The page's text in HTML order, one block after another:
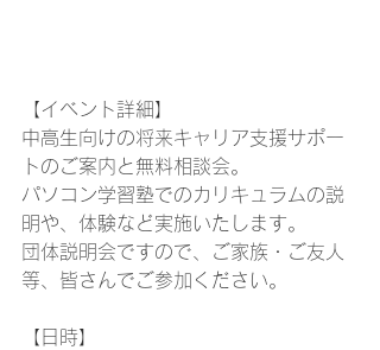
【イベント詳細】
中高生向けの将来キャリア支援サポー
トのご案内と無料相談会。
パソコン学習塾でのカリキュラムの説
明や、体験など実施いたします。
団体説明会ですので、ご家族・ご友人
等、皆さんでご参加ください。
【日時】